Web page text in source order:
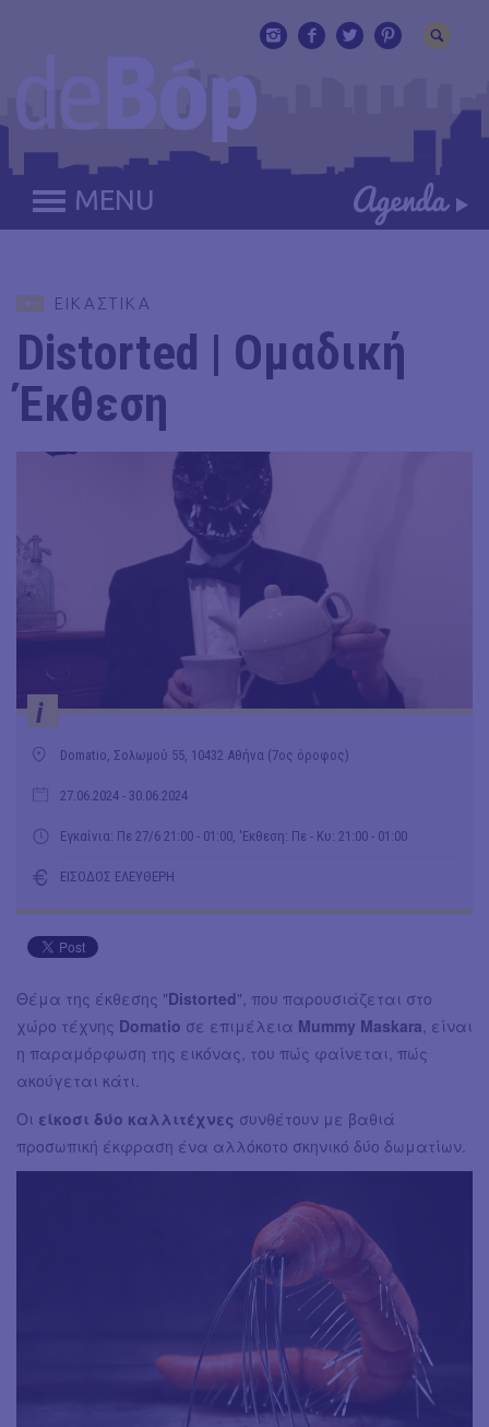
MENU
ΕΙΚΑΣΤΙΚΑ
Distorted | Ομαδική
Έκθεση
i
Domatio, Σολωμού 55, 10432 Αθήνα (7ος όροφος)
27.06.2024 - 30.06.2024
Εγκαίνια: Πε 27/6 21:00 - 01:00, 'Εκθεση: Πε - Κυ: 21:00 - 01:00
ΕΙΣΟΔΟΣ ΕΛΕΥΘΕΡΗ
Θέμα της έκθεσης "Distorted", που παρουσιάζεται στο
χώρο τέχνης Domatio σε επιμέλεια Mummy Maskara, είναι
η παραμόρφωση της εικόνας, του πώς φαίνεται, πώς
ακούγεται κάτι.
Οι είκοσι δύο καλλιτέχνες συνθέτουν με βαθιά
προσωπική έκφραση ένα αλλόκοτο σκηνικό δύο δωματίων.